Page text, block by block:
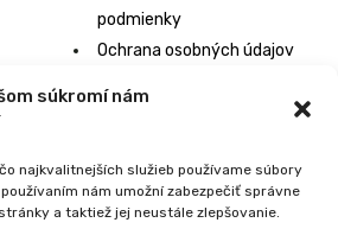
súkromí nám
najkvalitnejších služieb používame súbory
nám umožní zabezpečiť správne
a taktiež jej neustále zlepšovanie.
podmienky
Ochrana osobných údajov
Orgán alternatívneho
riešenia sporov